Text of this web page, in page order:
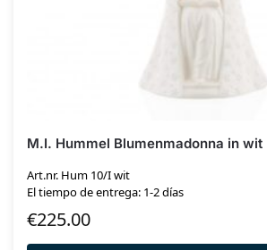
M.I. Hummel Blumenmadonna in wit
Art.nr. Hum 10/I wit
El tiempo de entrega: 1-2 días
€225.00